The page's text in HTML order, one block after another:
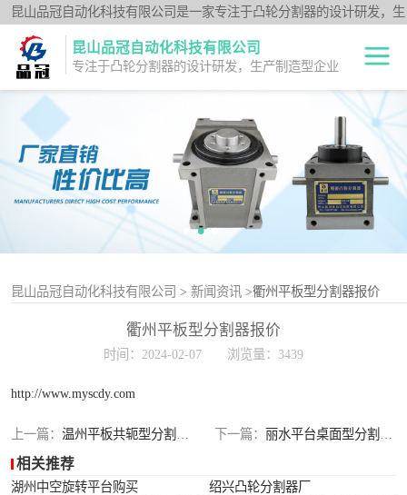
昆山品冠自动化科技有限公司是一家专注于凸轮分割器的设计研发，生
产制造型企业；闽台分割器厂家为客户提供各种高品质的数控转台第四
轴、品冠分割器：法兰型DF系列、法兰中空型DFH系列、平台桌面型
圆柱重负载型Y系列；公司凭借技术优势，可按照客户要求，提供非标
定制服务。
昆山品冠自动化科技有限公司
专注于凸轮分割器的设计研发，生产制造型企业
昆山品冠自动化科技有限公司 > 新闻资讯 >衢州平板型分割器报价
衢州平板型分割器报价
时间：2024-02-07 浏览量：3439
http://www.myscdy.com
上一篇： 温州平板共轭型分割器市场报价 下一篇： 丽水平台桌面型分割器购买
相关推荐
湖州中空旋转平台购买
绍兴凸轮分割器厂
中空旋转平台TH
系列
升降摇摆型FH系
列
重负载滚柱YT系
平板共轭型PU系
列
心轴型DS系列
法兰凸缘型DF系
列